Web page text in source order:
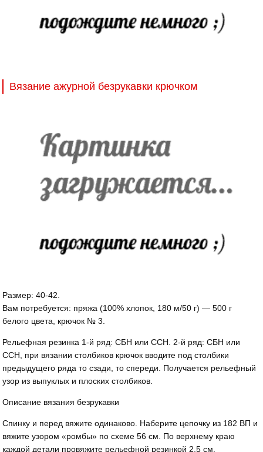
Вязание ажурной безрукавки крючком
Размер: 40-42.
Вам потребуется: пряжа (100% хлопок, 180 м/50 г) — 500 г
белого цвета, крючок № 3.
Рельефная резинка 1-й ряд: СБН или ССН. 2-й ряд: СБН или
ССН, при вязании столбиков крючок вводите под столбики
предыдущего ряда то сзади, то спереди. Получается рельефный
узор из выпуклых и плоских столбиков.
Описание вязания безрукавки
Спинку и перед вяжите одинаково. Наберите цепочку из 182 ВП и
вяжите узором «ромбы» по схеме 56 см. По верхнему краю
каждой детали провяжите рельефной резинкой 2,5 см.